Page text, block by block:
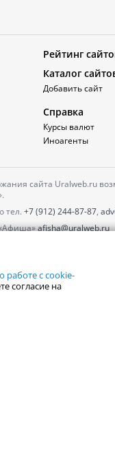
Рейтинг
Каталог
Добавить сайт
Справка
Курсы валют
Иноагенты
сайта Uralweb.ru
тел. +7 (912) 244-87-87,
afisha@uralweb.ru
с cookie-
согласие на